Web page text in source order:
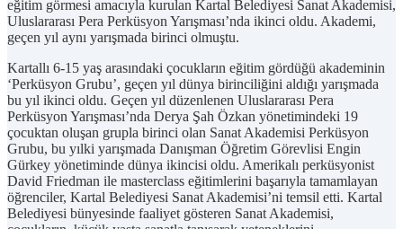
eğitim görmesi amacıyla kurulan Kartal Belediyesi Sanat Akademisi,
Uluslararası Pera Perküsyon Yarışması’nda ikinci oldu. Akademi,
geçen yıl aynı yarışmada birinci olmuştu.
Kartallı 6-15 yaş arasındaki çocukların eğitim gördüğü akademinin
‘Perküsyon Grubu’, geçen yıl dünya birinciliğini aldığı yarışmada
bu yıl ikinci oldu. Geçen yıl düzenlenen Uluslararası Pera
Perküsyon Yarışması’nda Derya Şah Özkan yönetimindeki 19
çocuktan oluşan grupla birinci olan Sanat Akademisi Perküsyon
Grubu, bu yılki yarışmada Danışman Öğretim Görevlisi Engin
Gürkey yönetiminde dünya ikincisi oldu. Amerikalı perküsyonist
David Friedman ile masterclass eğitimlerini başarıyla tamamlayan
öğrenciler, Kartal Belediyesi Sanat Akademisi’ni temsil etti. Kartal
Belediyesi bünyesinde faaliyet gösteren Sanat Akademisi,